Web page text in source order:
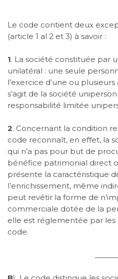
Le code contient deux
(article 1 al 2 et 3) à savoir :
1. La société constituée par
unilatéral : une seule
l’exercice d’une ou
s’agit de la société
responsabilité limitée
2. Concernant la condition
code reconnaît, en effet, la
qui n’a pas pour but de
bénéfice patrimonial direct
présente la caractéristique
l’enrichissement, même
peut revêtir la forme de
commerciale dotée de la
elle est réglementée par les
code.